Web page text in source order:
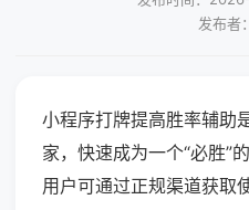
发布者
小程序打牌提高胜率辅助
家，快速成为一个“必胜”
用户可通过正规渠道获取